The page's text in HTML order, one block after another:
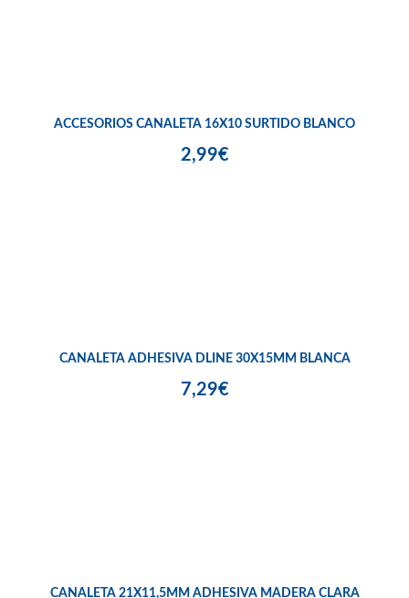
ACCESORIOS CANALETA 16X10 SURTIDO BLANCO
2,99€
CANALETA ADHESIVA DLINE 30X15MM BLANCA
7,29€
CANALETA 21X11,5MM ADHESIVA MADERA CLARA